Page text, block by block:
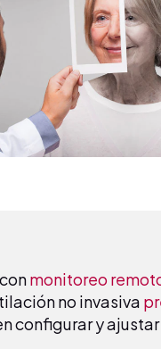
monitoreo
no invasiva
configurar y